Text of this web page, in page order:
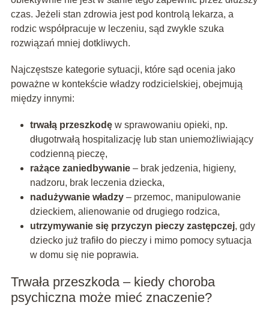
czas. Jeżeli stan zdrowia jest pod kontrolą lekarza, a
rodzic współpracuje w leczeniu, sąd zwykle szuka
rozwiązań mniej dotkliwych.
Najczęstsze kategorie sytuacji, które sąd ocenia jako
poważne w kontekście władzy rodzicielskiej, obejmują
między innymi:
trwałą przeszkodęw sprawowaniu opieki, np.
długotrwałą hospitalizację lub stan uniemożliwiający
codzienną pieczę,
rażące zaniedbywanie– brak jedzenia, higieny,
nadzoru, brak leczenia dziecka,
nadużywanie władzy– przemoc, manipulowanie
dzieckiem, alienowanie od drugiego rodzica,
utrzymywanie się przyczyn pieczy zastępczej, gdy
dziecko już trafiło do pieczy i mimo pomocy sytuacja
w domu się nie poprawia.
Trwała przeszkoda – kiedy choroba
psychiczna może mieć znaczenie?